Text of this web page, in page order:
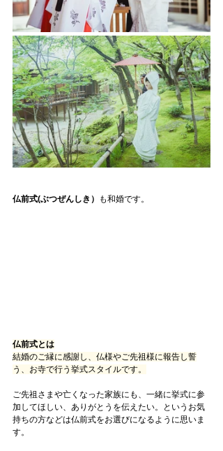
仏前式(ぶつぜんしき） も和婚です。
仏前式とは
結婚のご縁に感謝し、仏様やご先祖様に報告し誓
う、お寺で行う挙式スタイルです。
ご先祖さまや亡くなった家族にも、一緒に挙式に参
加してほしい、ありがとうを伝えたい。というお気
持ちの方などは仏前式をお選びになるように思いま
す。